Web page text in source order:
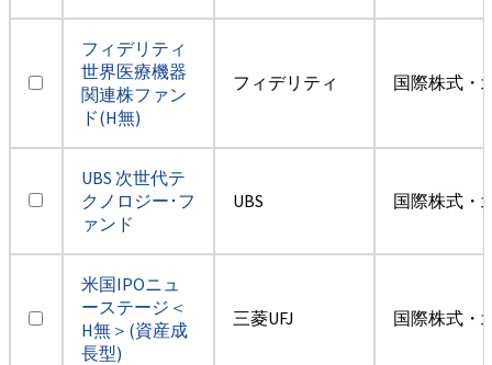
フィデリティ
世界医療機器
関連株ファン
ド(H無)
フィデリティ 国際株式・
UBS 次世代テ
クノロジー･フ
ァンド
UBS 国際株式・
米国IPOニュ
ーステージ＜
H無＞(資産成
長型)
三菱UFJ 国際株式・